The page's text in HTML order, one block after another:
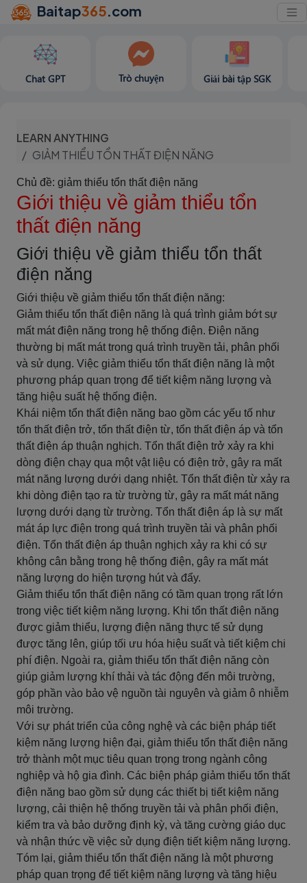
Baitap365.com
Chat GPT Trò chuyện Giải bài tập SGK
LEARN ANYTHING
GIẢM THIỂU TỔN THẤT ĐIỆN NĂNG
Chủ đề: giảm thiểu tổn thất điện năng
Giới thiệu về giảm thiểu tổn
thất điện năng
Giới thiệu về giảm thiểu tổn thất
điện năng
Giới thiệu về giảm thiểu tổn thất điện năng:
Giảm thiểu tổn thất điện năng là quá trình giảm bớt sự
mất mát điện năng trong hệ thống điện. Điện năng
thường bị mất mát trong quá trình truyền tải, phân phối
và sử dụng. Việc giảm thiểu tổn thất điện năng là một
phương pháp quan trọng để tiết kiệm năng lượng và
tăng hiệu suất hệ thống điện.
Khái niệm tổn thất điện năng bao gồm các yếu tố như
tổn thất điện trở, tổn thất điện từ, tổn thất điện áp và tổn
thất điện áp thuận nghịch. Tổn thất điện trở xảy ra khi
dòng điện chạy qua một vật liệu có điện trở, gây ra mất
mát năng lượng dưới dạng nhiệt. Tổn thất điện từ xảy ra
khi dòng điện tạo ra từ trường từ, gây ra mất mát năng
lượng dưới dạng từ trường. Tổn thất điện áp là sự mất
mát áp lực điện trong quá trình truyền tải và phân phối
điện. Tổn thất điện áp thuận nghịch xảy ra khi có sự
không cân bằng trong hệ thống điện, gây ra mất mát
năng lượng do hiện tượng hút và đẩy.
Giảm thiểu tổn thất điện năng có tầm quan trọng rất lớn
trong việc tiết kiệm năng lượng. Khi tổn thất điện năng
được giảm thiểu, lượng điện năng thực tế sử dụng
được tăng lên, giúp tối ưu hóa hiệu suất và tiết kiệm chi
phí điện. Ngoài ra, giảm thiểu tổn thất điện năng còn
giúp giảm lượng khí thải và tác động đến môi trường,
góp phần vào bảo vệ nguồn tài nguyên và giảm ô nhiễm
môi trường.
Với sự phát triển của công nghệ và các biện pháp tiết
kiệm năng lượng hiện đại, giảm thiểu tổn thất điện năng
trở thành một mục tiêu quan trọng trong ngành công
nghiệp và hộ gia đình. Các biện pháp giảm thiểu tổn thất
điện năng bao gồm sử dụng các thiết bị tiết kiệm năng
lượng, cải thiện hệ thống truyền tải và phân phối điện,
kiểm tra và bảo dưỡng định kỳ, và tăng cường giáo dục
và nhận thức về việc sử dụng điện tiết kiệm năng lượng.
Tóm lại, giảm thiểu tổn thất điện năng là một phương
pháp quan trọng để tiết kiệm năng lượng và tăng hiệu